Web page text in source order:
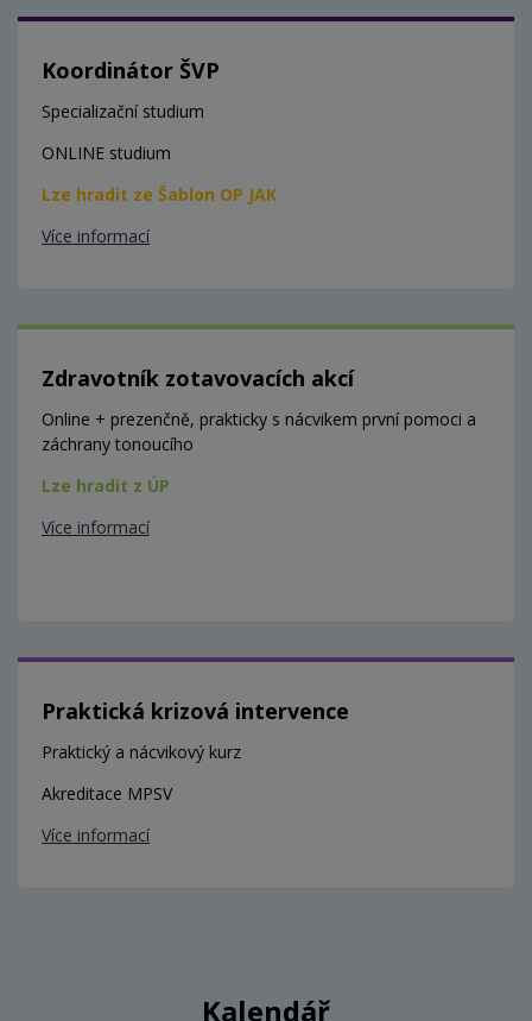
Koordinátor ŠVP
Specializační studium
ONLINE studium
Lze hradit ze Šablon OP JAK
Více informací
Zdravotník zotavovacích akcí
Online + prezenčně, prakticky s nácvikem první pomoci a
záchrany tonoucího
Lze hradit z ÚP
Více informací
Praktická krizová intervence
Praktický a nácvikový kurz
Akreditace MPSV
Více informací
Kalendář